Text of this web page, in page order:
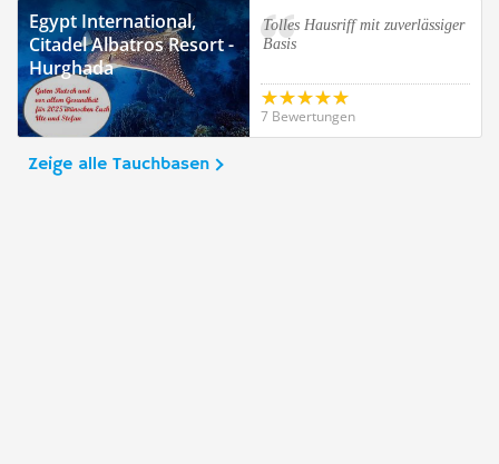
Egypt International,
Citadel Albatros Resort -
Hurghada
Tolles Hausriff mit zuverlässiger
Basis
7 Bewertungen
Zeige alle Tauchbasen